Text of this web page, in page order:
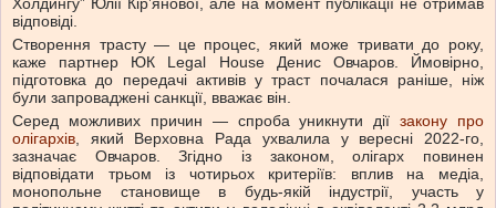
Холдингу” Юлії Кірʼянової, але на момент публікації не отримав
відповіді.
Створення трасту — це процес, який може тривати до року,
каже партнер ЮК Legal House Денис Овчаров. Ймовірно,
підготовка до передачі активів у траст почалася раніше, ніж
були запроваджені санкції, вважає він.
Серед можливих причин — спроба уникнути діїзакону про
олігархів, який Верховна Рада ухвалила у вересні 2022-го,
зазначає Овчаров. Згідно із законом, олігарх повинен
відповідати трьом із чотирьох критеріїв: вплив на медіа,
монопольне становище в будь-якій індустрії, участь у